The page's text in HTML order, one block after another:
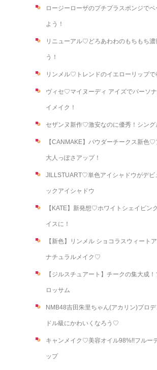
ロージーローザのプチプラスポンジで
よう！
リニューアル♡どろあわわのもちもち濃
う！
リンメル♡トレンドのイエローリップで
ヴィセ♡マイヌーディ アイズでパーソ
イメイク！
セザンヌ新作♡激安なのに優秀！シング
【CANMAKE】パウダーチークス新色
大人っぽさアップ！
JILLSTUART♡単色アイシャドウがデビ
ックアイシャドウ
【KATE】新発想♡ホワイトシェイピン
イスに！
【新色】リンメル ショコラスウィート
ナチュラルメイク♡
【ジルスチュアート】チークの集大成
ロッサム
NMB48吉田朱里ちゃん(アカリン)プロ
ドル級にかわいくなろう♡
キャンメイク♡美容オイル98%!!フルー
ップ